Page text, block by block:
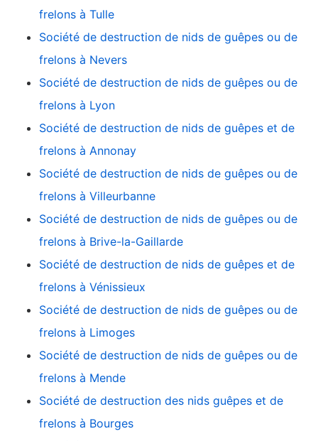
frelons à Tulle
Société de destruction de nids de guêpes ou de
frelons à Nevers
Société de destruction de nids de guêpes ou de
frelons à Lyon
Société de destruction de nids de guêpes et de
frelons à Annonay
Société de destruction de nids de guêpes ou de
frelons à Villeurbanne
Société de destruction de nids de guêpes ou de
frelons à Brive-la-Gaillarde
Société de destruction de nids de guêpes et de
frelons à Vénissieux
Société de destruction de nids de guêpes ou de
frelons à Limoges
Société de destruction de nids de guêpes ou de
frelons à Mende
Société de destruction des nids guêpes et de
frelons à Bourges